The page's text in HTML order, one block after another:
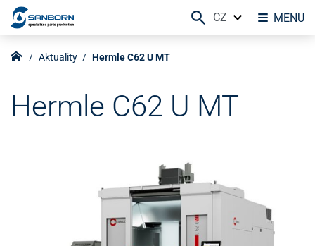
Aktuality Hermle C62 U MT
Hermle C62 U MT
MENU
CZ